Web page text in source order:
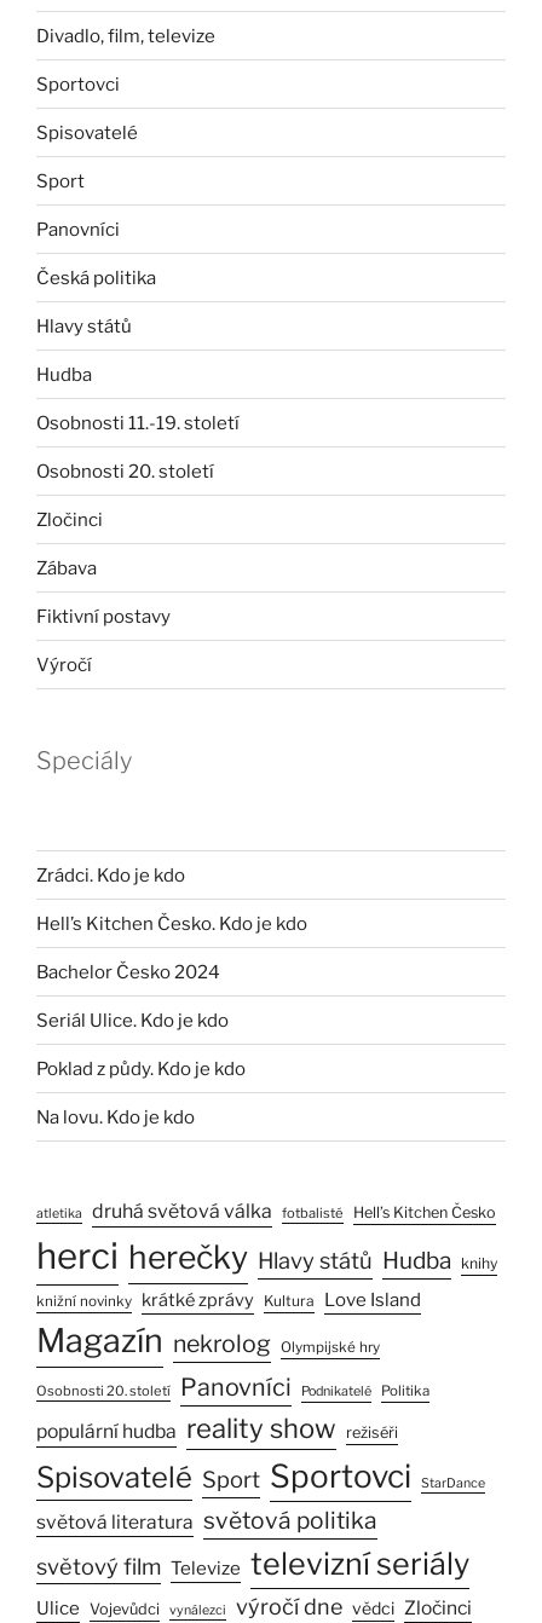
Divadlo, film, televize
Sportovci
Spisovatelé
Sport
Panovníci
Česká politika
Hlavy států
Hudba
Osobnosti 11.-19. století
Osobnosti 20. století
Zločinci
Zábava
Fiktivní postavy
Výročí
Speciály
Zrádci. Kdo je kdo
Hell’s Kitchen Česko. Kdo je kdo
Bachelor Česko 2024
Seriál Ulice. Kdo je kdo
Poklad z půdy. Kdo je kdo
Na lovu. Kdo je kdo
atletika druhá světová válka fotbalisté Hell’s Kitchen Česko
herci herečky Hlavy států Hudba knihy
knižní novinky krátké zprávy Kultura Love Island
Magazín nekrolog Olympijské hry
Osobnosti 20. století Panovníci Podnikatelé Politika
populární hudba reality show režiséři
Spisovatelé Sport Sportovci StarDance
světová literatura světová politika
světový film Televize televizní seriály
Ulice Vojevůdci vynálezci výročí dne vědci Zločinci